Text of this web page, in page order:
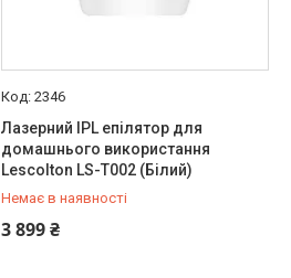
2346
Лазерний IPL епілятор для
домашнього використання
Lescolton LS-T002 (Білий)
Немає в наявності
3 899 ₴
+380 (50) 432-84-83